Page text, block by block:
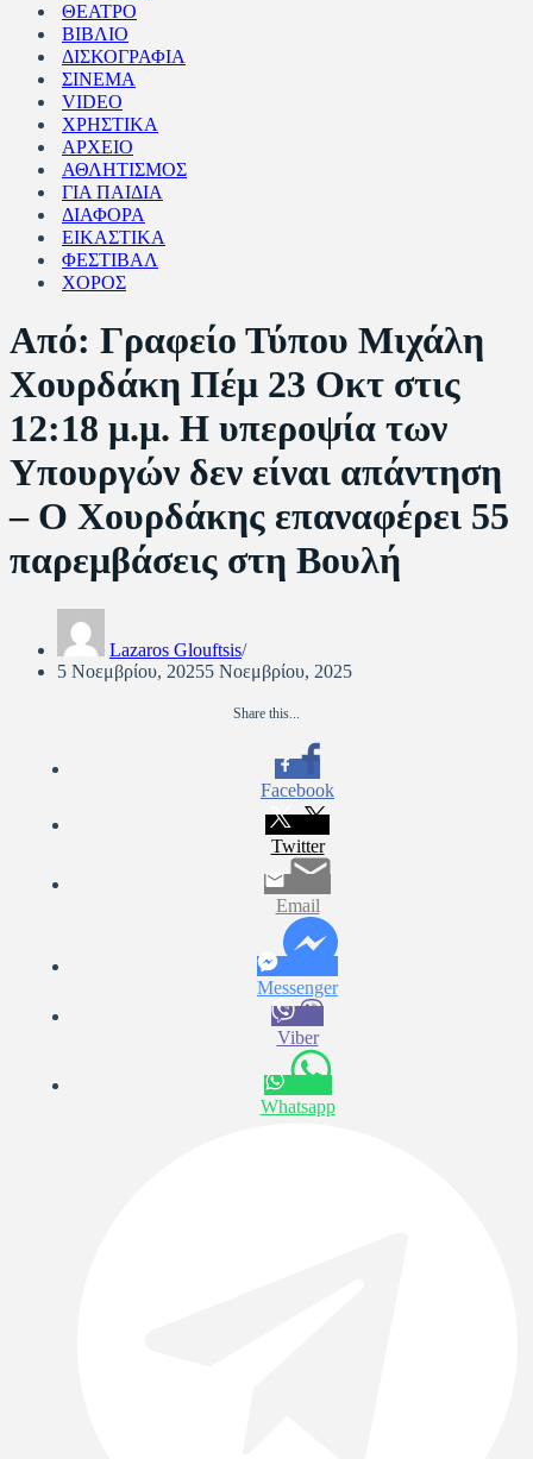
ΘΕΑΤΡΟ
ΒΙΒΛΙΟ
ΔΙΣΚΟΓΡΑΦΙΑ
ΣΙΝΕΜΑ
VIDEO
ΧΡΗΣΤΙΚΑ
ΑΡΧΕΙΟ
ΑΘΛΗΤΙΣΜΟΣ
ΓΙΑ ΠΑΙΔΙΑ
ΔΙΑΦΟΡΑ
ΕΙΚΑΣΤΙΚΑ
ΦΕΣΤΙΒΑΛ
ΧΟΡΟΣ
Από: Γραφείο Τύπου Μιχάλη
Χουρδάκη Πέμ 23 Οκτ στις
12:18 μ.μ. Η υπεροψία των
Υπουργών δεν είναι απάντηση
– Ο Χουρδάκης επαναφέρει 55
παρεμβάσεις στη Βουλή
Lazaros Glouftsis
5 Νοεμβρίου, 20255 Νοεμβρίου, 2025
Share this...
Facebook
Twitter
Email
Messenger
Viber
Whatsapp